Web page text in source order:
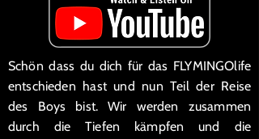
Schön dass du dich für das FLYMINGOlife
entschieden hast und nun Teil der Reise
des Boys bist. Wir werden zusammen
durch die Tiefen kämpfen und die